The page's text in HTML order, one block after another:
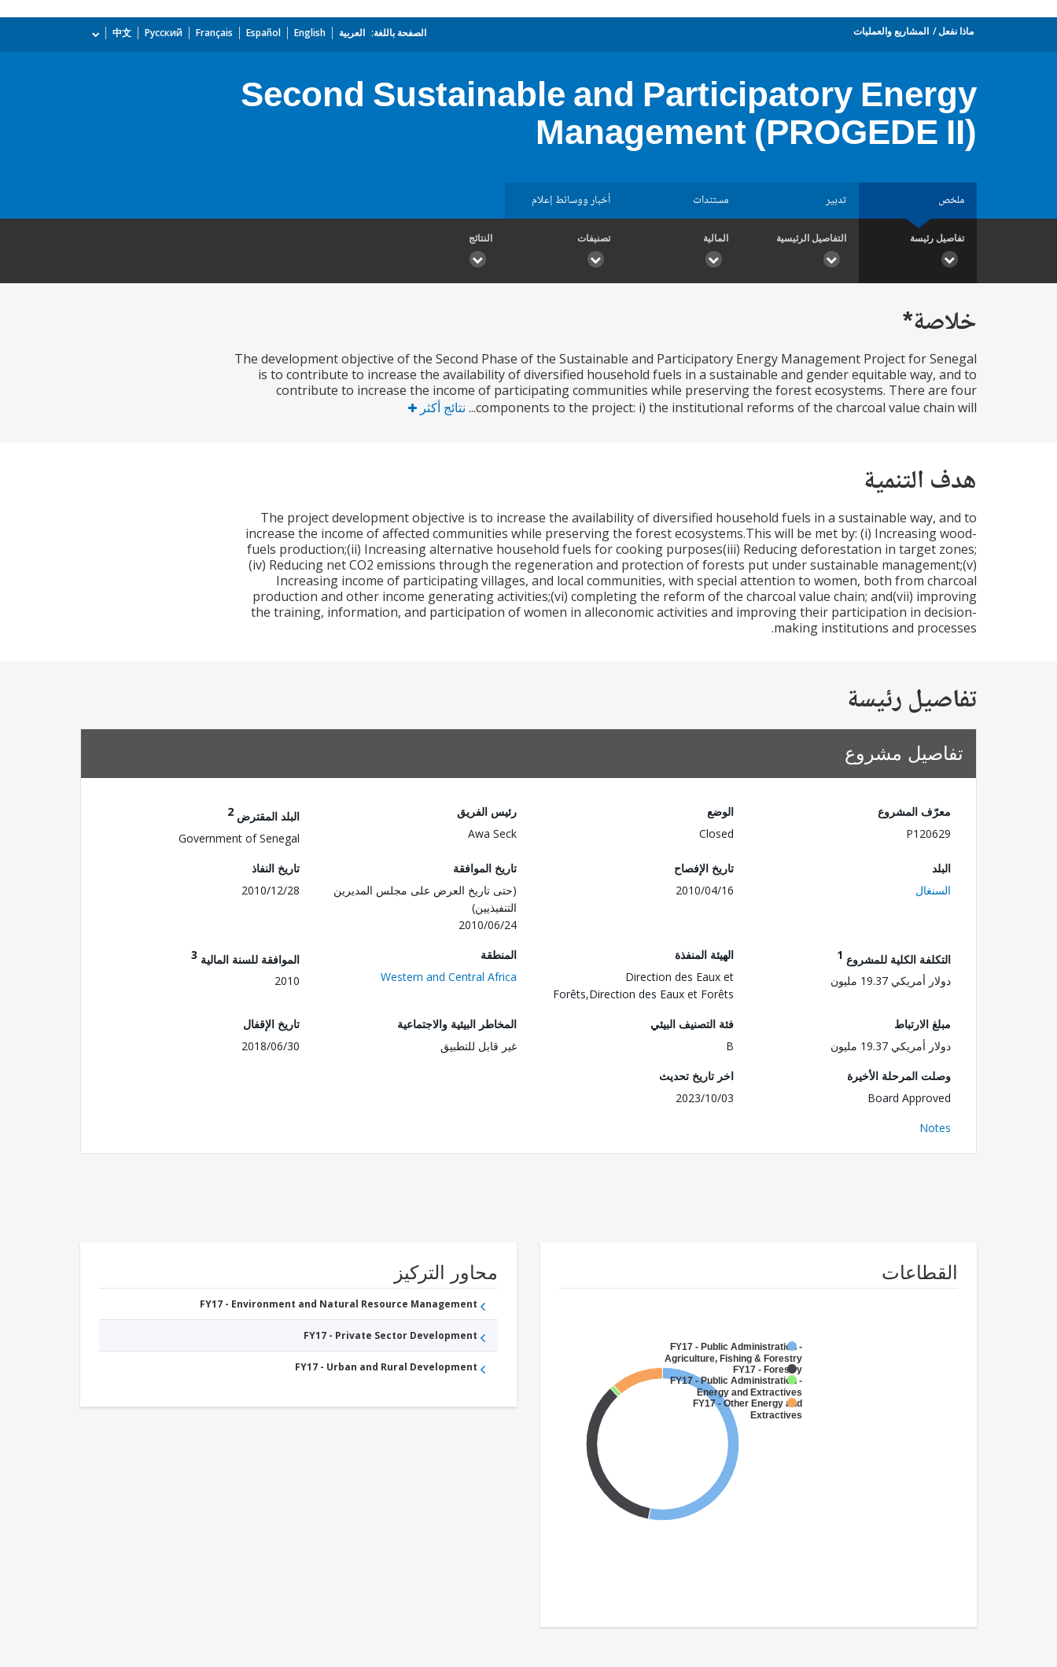
ماذا نفعل المشاريع والعمليات الصفحة باللغة: العربية English
Español
Français
Русский
中文
Second Sustainable and Participatory Energy
Management (PROGEDE II)
ملخص تدبير مستندات أخبار ووسائط إعلام
تفاصيل رئيسة التفاصيل الرئيسية المالية تصنيفات النتائج
خلاصة*
The development objective of the Second Phase of the Sustainable and Participatory Energy Management Project for Senegal
is to contribute to increase the availability of diversified household fuels in a sustainable and gender equitable way, and to
contribute to increase the income of participating communities while preserving the forest ecosystems. There are four
components to the project: i) the institutional reforms of the charcoal value chain will...
نتائج أكثر
هدف التنمية
The project development objective is to increase the availability of diversified household fuels in a sustainable way, and to
increase the income of affected communities while preserving the forest ecosystems.This will be met by: (i) Increasing wood-
fuels production;(ii) Increasing alternative household fuels for cooking purposes(iii) Reducing deforestation in target zones;
(iv) Reducing net CO2 emissions through the regeneration and protection of forests put under sustainable management;(v)
Increasing income of participating villages, and local communities, with special attention to women, both from charcoal
production and other income generating activities;(vi) completing the reform of the charcoal value chain; and(vii) improving
the training, information, and participation of women in alleconomic activities and improving their participation in decision-
making institutions and processes.
تفاصيل رئيسة
تفاصيل مشروع
معرّف المشروع
P120629
الوضع
Closed
رئيس الفريق
Awa Seck
البلد المقترض 2
Government of Senegal
البلد
السنغال
تاريخ الإفصاح
2010/04/16
تاريخ الموافقة
(حتى تاريخ العرض على مجلس المديرين
التنفيذيين)
2010/06/24
تاريخ النفاذ
2010/12/28
التكلفة الكلية للمشروع 1
دولار أمريكي 19.37 مليون
الهيئة المنفذة
Direction des Eaux et
Forêts,Direction des Eaux et Forêts
المنطقة
Western and Central Africa
الموافقة للسنة المالية 3
2010
مبلغ الارتباط
دولار أمريكي 19.37 مليون
فئة التصنيف البيئي
B
المخاطر البيئية والاجتماعية
غير قابل للتطبيق
تاريخ الإقفال
2018/06/30
وصلت المرحلة الأخيرة
Board Approved
اخر تاريخ تحديث
2023/10/03
Notes
القطاعات
FY17 - Public Administration -
Agriculture, Fishing & Forestry
FY17 - Forestry
FY17 - Public Administration -
Energy and Extractives
FY17 - Other Energy and
Extractives
محاور التركيز
FY17 - Environment and Natural Resource Management
FY17 - Private Sector Development
FY17 - Urban and Rural Development